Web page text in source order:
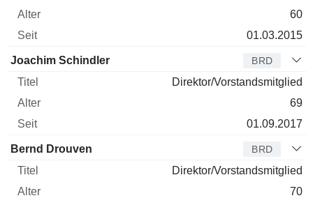
60
01.03.2015
Joachim Schindler BRD
Direktor/Vorstandsmitglied
69
01.09.2017
Bernd Drouven BRD
Direktor/Vorstandsmitglied
70